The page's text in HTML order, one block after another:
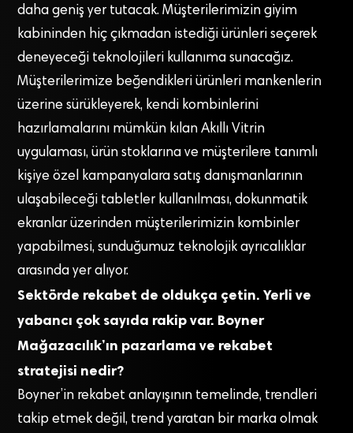
daha geniş yer tutacak. Müşterilerimizin giyim
kabininden hiç çıkmadan istediği ürünleri seçerek
deneyeceği teknolojileri kullanıma sunacağız.
Müşterilerimize beğendikleri ürünleri mankenlerin
üzerine sürükleyerek, kendi kombinlerini
hazırlamalarını mümkün kılan Akıllı Vitrin
uygulaması, ürün stoklarına ve müşterilere tanımlı
kişiye özel kampanyalara satış danışmanlarının
ulaşabileceği tabletler kullanılması, dokunmatik
ekranlar üzerinden müşterilerimizin kombinler
yapabilmesi, sunduğumuz teknolojik ayrıcalıklar
arasında yer alıyor.
Sektörde rekabet de oldukça çetin. Yerli ve
yabancı çok sayıda rakip var. Boyner
Mağazacılık’ın pazarlama ve rekabet
stratejisi nedir?
Boyner’in rekabet anlayışının temelinde, trendleri
takip etmek değil, trend yaratan bir marka olmak